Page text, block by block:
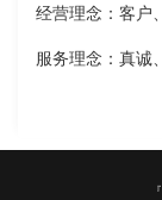
经营理念：客户
服务理念：真诚